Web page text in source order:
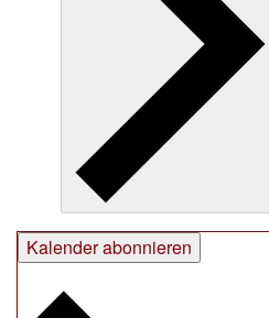
Kalender abonnieren